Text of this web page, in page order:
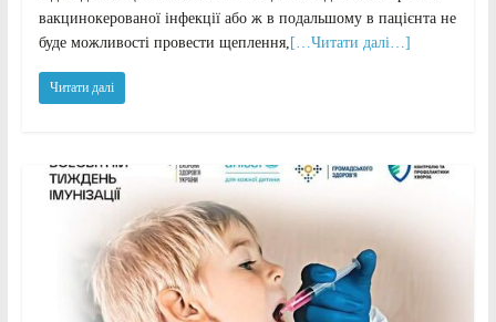
вакцинокерованої інфекції або ж в подальшому в пацієнта не
буде можливості провести щеплення, […Читати далі…]
Читати далі